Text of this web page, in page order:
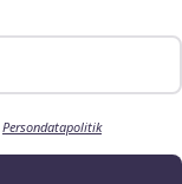
Persondatapolitik